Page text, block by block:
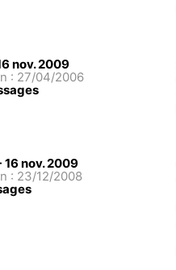
nov. 2009
: 27/04/2006
16 nov. 2009
: 23/12/2008